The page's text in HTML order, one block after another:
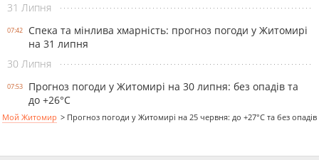
31 Липня
07:42
Спека та мінлива хмарність: прогноз погоди у Житомирі
на 31 липня
30 Липня
07:53
Прогноз погоди у Житомирі на 30 липня: без опадів та
до +26°С
Мой Житомир > Прогноз погоди у Житомирі на 25 червня: до +27°C та без опадів